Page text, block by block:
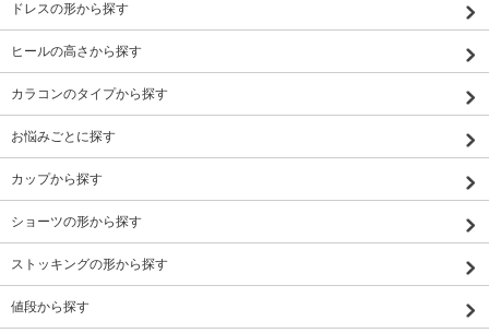
ドレスの形から探す
ヒールの高さから探す
カラコンのタイプから探す
お悩みごとに探す
カップから探す
ショーツの形から探す
ストッキングの形から探す
値段から探す